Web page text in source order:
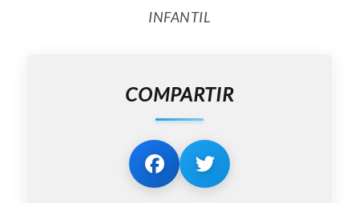
INFANTIL
COMPARTIR